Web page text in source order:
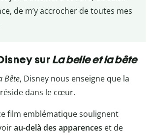
de m’y accrocher de toutes mes
surLa belle et la bête
Bête, Disney nous enseigne que la
dans le cœur.
film emblématique soulignent
au-delà des apparences et de